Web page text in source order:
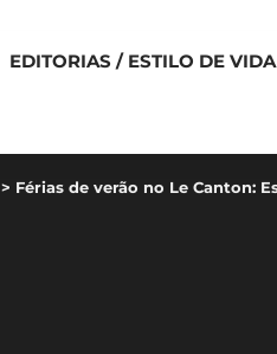
EDITORIAS / ESTILO DE VIDA
> Férias de verão no Le Canton: